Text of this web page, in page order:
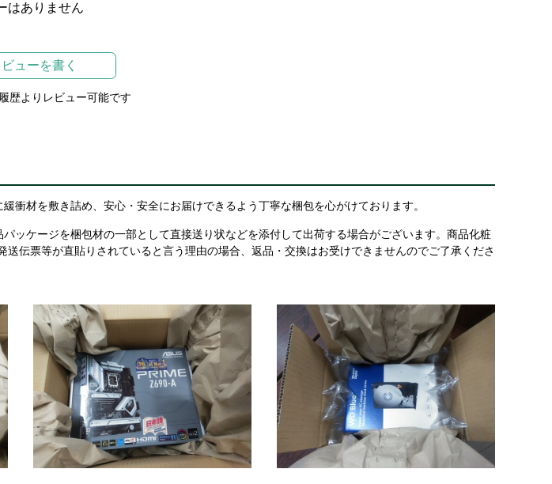
はありません
ューを書く
歴よりレビュー可能です
衝材を敷き詰め、安心・安全にお届けできるよう丁寧な梱包を心がけております。
ッケージを梱包材の一部として直接送り状などを添付して出荷する場合がございます。商品化粧
伝票等が直貼りされていると言う理由の場合、返品・交換はお受けできませんのでご了承くださ